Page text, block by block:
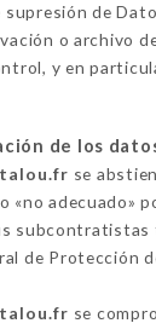
de
o archivo
y en
de los
se
«no adecuado»
subcontratistas
de Protección
se